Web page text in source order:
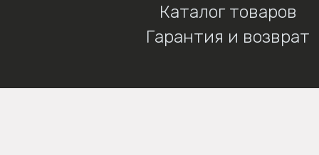
Каталог товаров
Гарантия и возврат